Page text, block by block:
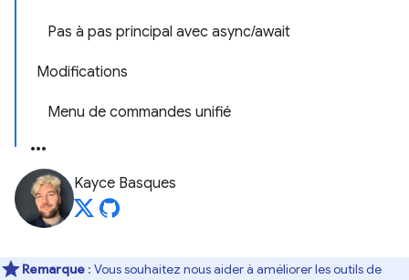
Pas à pas principal avec async/await
Modifications
Menu de commandes unifié
Kayce Basques
Remarque : Vous souhaitez nous aider à améliorer les outils de